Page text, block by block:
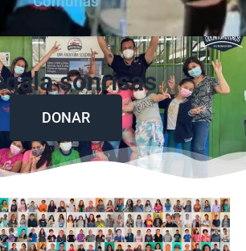
sonrisas
DONAR